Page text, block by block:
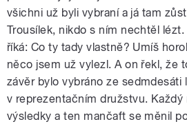
všichni už byli vybraní a já tam
Trousílek, nikdo s ním nechtěl
říká: Co ty tady vlastně? Umíš
něco jsem už vylezl. A on řekl, že
závěr bylo vybráno ze sedmdesáti
v reprezentačním družstvu. Každý
výsledky a ten mančaft se měnil